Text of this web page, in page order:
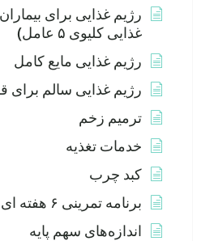
غذایی کلیوی ۵ عامل)
رژیم غذایی مایع کامل
رژیم غذایی سالم برای
ترمیم زخم
خدمات تغذیه
کبد چرب
برنامه تمرینی ۶ هفته ای
اندازه‌های سهم پایه